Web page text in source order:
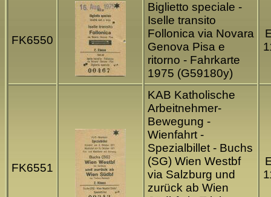
FK6550
Biglietto speciale -
Iselle transito
Follonica via Novara
Genova Pisa e
ritorno - Fahrkarte
1975 (G59180y)
FK6551
KAB Katholische
Arbeitnehmer-
Bewegung -
Wienfahrt -
Spezialbillet - Buchs
(SG) Wien Westbf
via Salzburg und
zurück ab Wien